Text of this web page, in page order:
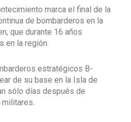
marca el final de la
de bombarderos en la
que durante 16 años
en la región.
estratégicos B-
de su base en la Isla de
sólo días después de